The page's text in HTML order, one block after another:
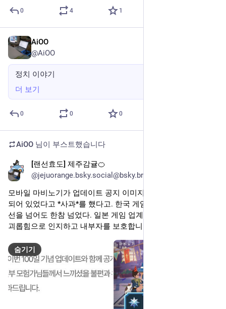
0 4 1
AiOO
@AiOO
정치 이야기
더 보기
0 0 0
AiOO 님이 부스트했습니다
[랜선효도] 제주감귤🍊
모바일 마비노기가 업데이트 공지 이미지에 개랑 돼지가 포함
되어 있었다고 *사과*를 했다고. 한국 게임 업계의 고객 대응은
선을 넘어도 한참 넘었다. 일본 게임 업계에선 이걸 고객의 사원
괴롭힘으로 인지하고 내부자를 보호합니다.
숨기기